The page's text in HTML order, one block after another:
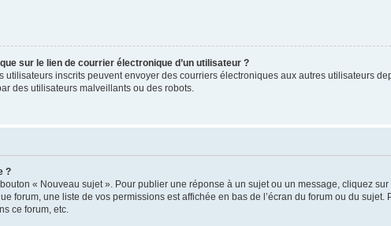
sur le lien de courrier électronique d’un utilisateur ?
inscrits peuvent envoyer des courriers électroniques aux autres utilisateurs
des utilisateurs malveillants ou des robots.
?
« Nouveau sujet ». Pour publier une réponse à un sujet ou un message, cliquez
forum, une liste de vos permissions est affichée en bas de l’écran du forum ou du
ce forum, etc.